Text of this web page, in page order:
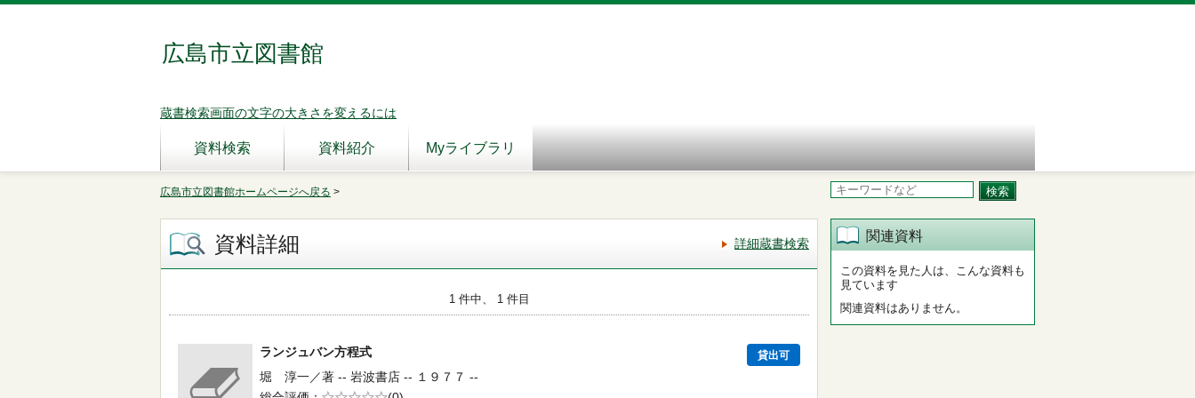
広島市立図書館
蔵書検索画面の文字の大きさを変えるには
資料検索 資料紹介 Myライブラリ
広島市立図書館ホームページへ戻る >
資料詳細 詳細蔵書検索
1 件中、 1 件目
ランジュバン方程式 貸出可
堀 淳一／著 -- 岩波書店 -- １９７７ --
関連資料
この資料を見た人は、こんな資料も
見ています
関連資料はありません。